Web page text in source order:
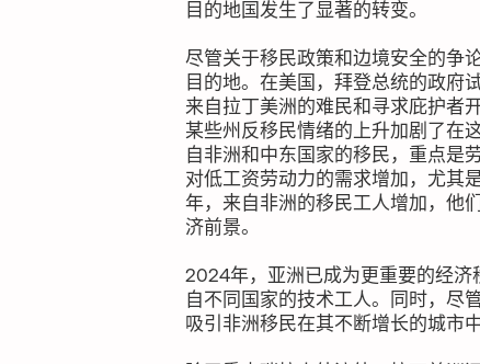
目的地国发生了显著的转变。
尽管关于移民政策和边境安全的争
目的地。在美国，拜登总统的政府
来自拉丁美洲的难民和寻求庇护者
某些州反移民情绪的上升加剧了在
自非洲和中东国家的移民，重点是
对低工资劳动力的需求增加，尤其
年，来自非洲的移民工人增加，他
济前景。
2024年，亚洲已成为更重要的经
自不同国家的技术工人。同时，尽
吸引非洲移民在其不断增长的城市